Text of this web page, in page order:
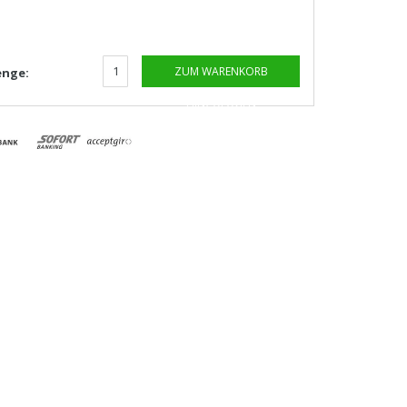
ZUM WARENKORB
HINZUFÜGEN